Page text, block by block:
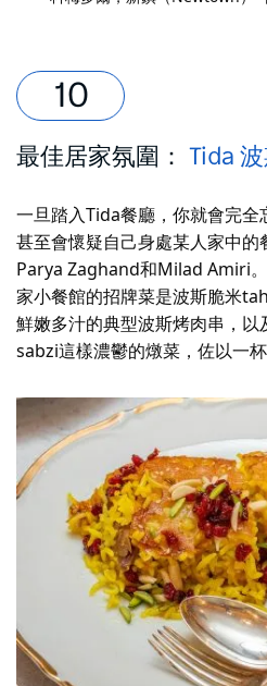
最佳居家氛圍： Tida
一旦踏入Tida餐廳，你就會完
甚至會懷疑自己身處某人家中
Parya Zaghand和Milad Amiri
家小餐館的招牌菜是波斯脆米
鮮嫩多汁的典型波斯烤肉串，
sabzi這樣濃鬱的燉菜，佐以一杯